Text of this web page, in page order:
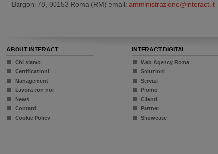
Bargoni 78, 00153 Roma (RM) email: amministrazione@interact.it
ABOUT INTERACT
Chi siamo
Certificazioni
Management
Lavora con noi
News
Contatti
Cookie Policy
INTERACT DIGITAL
Web Agency Roma
Soluzioni
Servizi
Promo
Clienti
Partner
Showcase